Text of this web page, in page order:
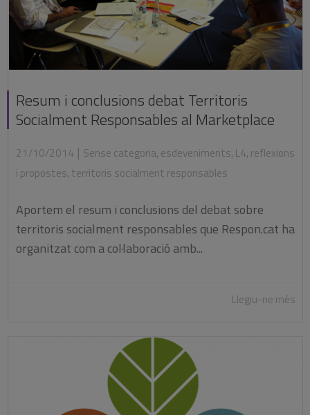
Resum i conclusions debat Territoris
Socialment Responsables al Marketplace
21/10/2014 | Sense categoria, esdeveniments, L4, reflexions
i propostes, territoris socialment responsables
Aportem el resum i conclusions del debat sobre
territoris socialment responsables que Respon.cat ha
organitzat com a col·laboració amb...
Llegiu-ne més